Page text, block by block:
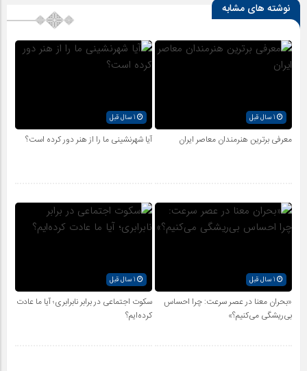
نوشته های مشابه
1 سال قبل
معرفی برترین هنرمندان معاصر ایران آیا شهرنشینی ما را از هنر دور کرده است؟
1 سال قبل
«بحران معنا در عصر سرعت: چرا احساس
بی‌ریشگی می‌کنیم؟»
سکوت اجتماعی در برابر نابرابری؛ آیا ما عادت
کرده‌ایم؟